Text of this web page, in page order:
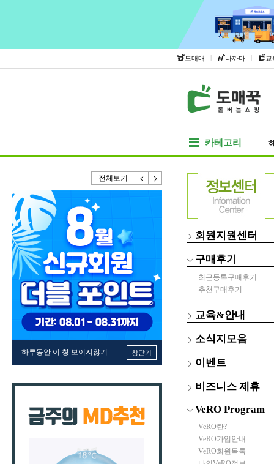
도매매 | 나까마 | 교
카테고리
전체보기
하루동안 이 창 보이지않기 창닫기
회원지원센터
구매후기
최근등록구매후기
추천구매후기
교육&안내
소식지모음
이벤트
비즈니스 제휴
VeRO Program
VeRO란?
VeRO가입안내
VeRO회원목록